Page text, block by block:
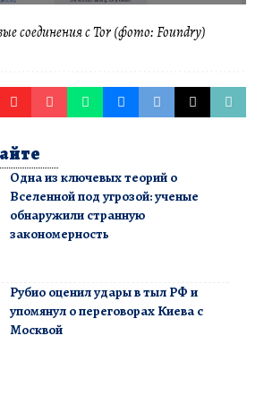
соединения с Tor (фото: Foundry)
Одна из ключевых теорий о
Вселенной под угрозой: ученые
обнаружили странную
закономерность
Рубио оценил удары в тыл РФ и
упомянул о переговорах Киева с
Москвой